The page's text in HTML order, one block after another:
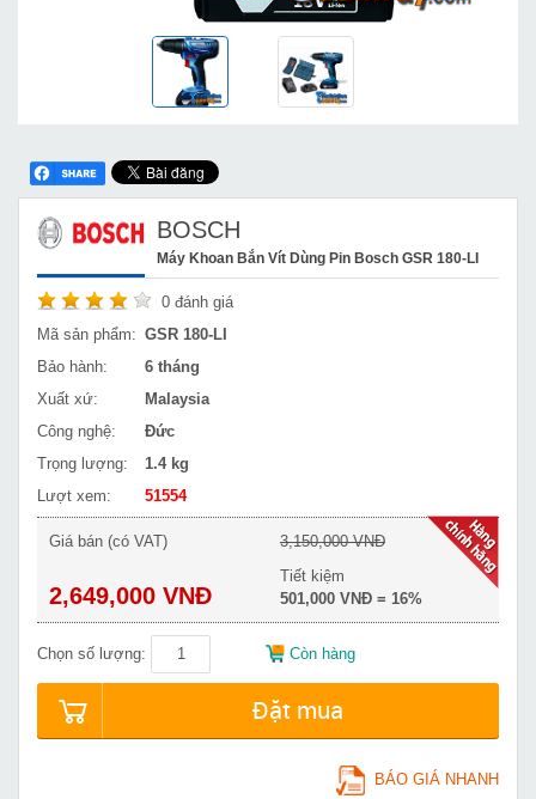
BOSCH
Máy Khoan Bắn Vít Dùng Pin Bosch GSR 180-LI
0 đánh giá
Mã sản phẩm: GSR 180-LI
Bảo hành:
6 tháng
Xuất xứ:
Malaysia
Công nghệ:
Đức
Trọng lượng:
1.4 kg
Lượt xem:
51554
Giá bán (có VAT)
2,649,000 VNĐ
3,150,000 VNĐ
Tiết kiệm
501,000 VNĐ = 16%
Chọn số lượng: Còn hàng
Đặt mua
BÁO GIÁ NHANH